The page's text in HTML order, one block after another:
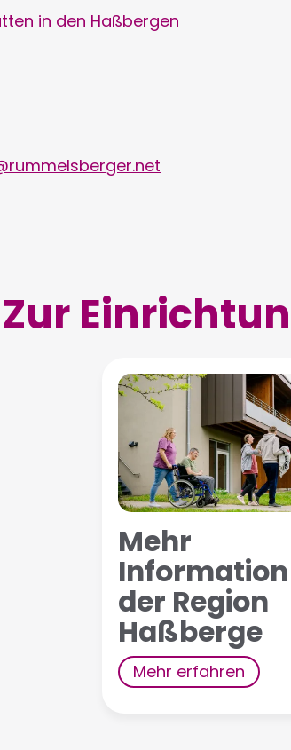
in den Haßbergen
Zur
Mehr
Information
der Region
Haßberge
Mehr erfahren